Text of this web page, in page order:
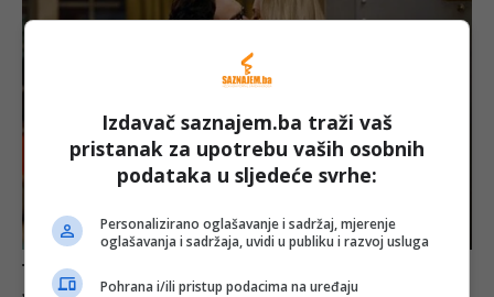
Izdavač saznajem.ba traži vaš
pristanak za upotrebu vaših osobnih
podataka u sljedeće svrhe:
Personalizirano oglašavanje i sadržaj, mjerenje
oglašavanja i sadržaja, uvidi u publiku i razvoj usluga
Pohrana i/ili pristup podacima na uređaju